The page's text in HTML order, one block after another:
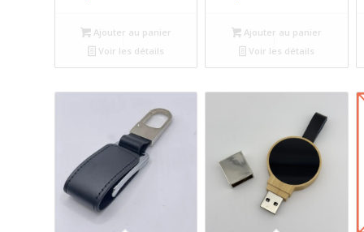
Ajouter au panier
Voir les détails
Ajouter au panier
Voir les détails